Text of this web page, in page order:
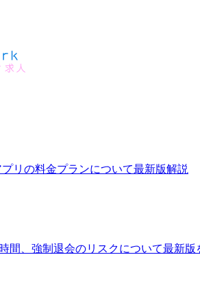
リの料金プランについて最新版解説
間、強制退会のリスクについて最新版